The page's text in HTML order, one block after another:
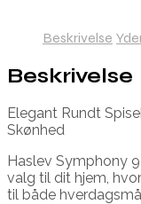
Beskrivelse
Beskrivelse
Elegant Rundt
Skønhed
Haslev Symphony
valg til dit hjem,
til både